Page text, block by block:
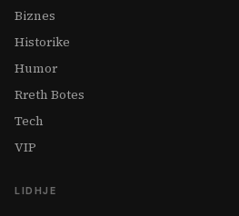
Biznes
Historike
Humor
Rreth Botes
Tech
VIP
LIDHJE